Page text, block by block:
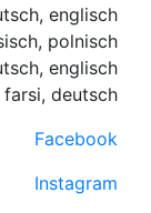
englisch
polnisch
englisch
farsi, deutsch
Facebook
Instagram